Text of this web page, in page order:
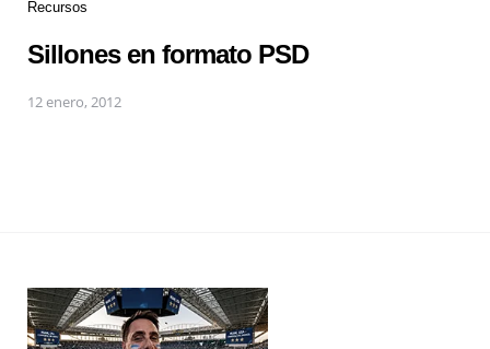
Recursos
Sillones en formato PSD
12 enero, 2012